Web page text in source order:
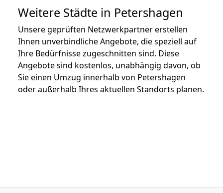
Weitere Städte in Petershagen
Unsere geprüften Netzwerkpartner erstellen
Ihnen unverbindliche Angebote, die speziell auf
Ihre Bedürfnisse zugeschnitten sind. Diese
Angebote sind kostenlos, unabhängig davon, ob
Sie einen Umzug innerhalb von Petershagen
oder außerhalb Ihres aktuellen Standorts planen.